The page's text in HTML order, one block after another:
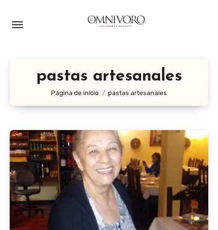
pastas artesanales
Página de inicio pastas artesanales